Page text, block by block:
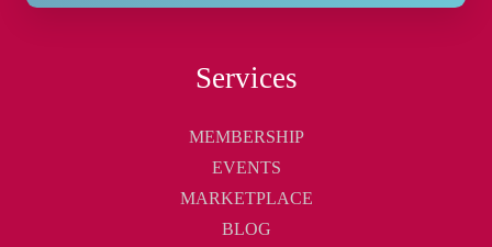
Services
MEMBERSHIP
EVENTS
MARKETPLACE
BLOG